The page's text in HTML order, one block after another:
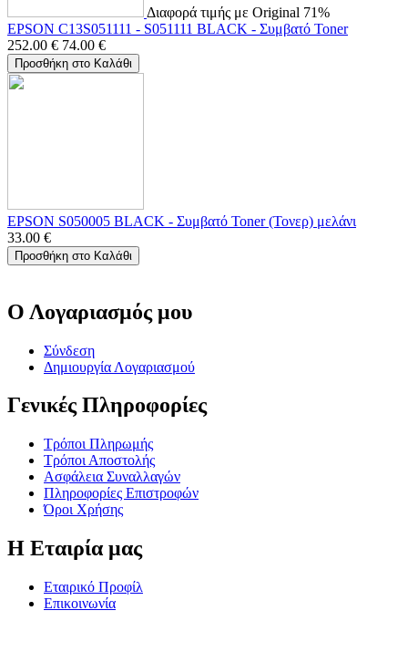
Διαφορά τιμής με Original 71%
EPSON C13S051111 - S051111 BLACK - Συμβατό Toner
252.00 € 74.00 €
Προσθήκη στο Καλάθι
EPSON S050005 BLACK - Συμβατό Toner (Τονερ) μελάνι
33.00 €
Προσθήκη στο Καλάθι
Ο Λογαριασμός μου
Σύνδεση
Δημιουργία Λογαριασμού
Γενικές Πληροφορίες
Τρόποι Πληρωμής
Τρόποι Αποστολής
Ασφάλεια Συναλλαγών
Πληροφορίες Επιστροφών
Όροι Χρήσης
Η Εταιρία μας
Εταιρικό Προφίλ
Επικοινωνία